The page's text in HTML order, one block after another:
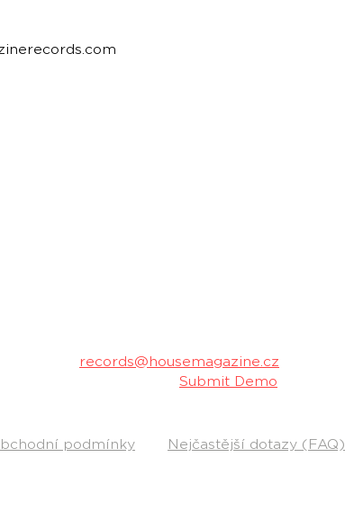
records@housemagazine.cz
Submit Demo
podmínky Nejčastější dotazy (FAQ)